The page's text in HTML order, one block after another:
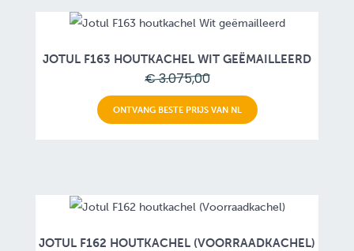
JOTUL F163 HOUTKACHEL WIT GEËMAILLEERD
€ 3.075,00
ONTVANG BESTE PRIJS VAN NL
JOTUL F162 HOUTKACHEL (VOORRAADKACHEL)